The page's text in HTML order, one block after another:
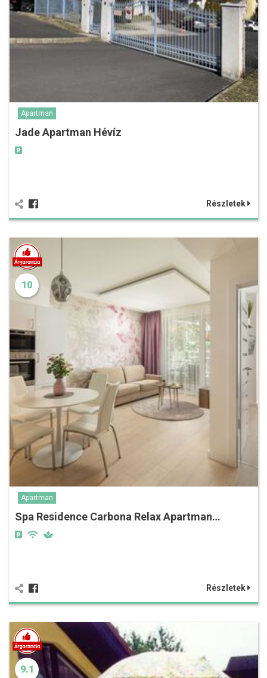
Apartman
Jade Apartman Hévíz
Részletek
10
Apartman
Spa Residence Carbona Relax Apartman…
Részletek
9.1